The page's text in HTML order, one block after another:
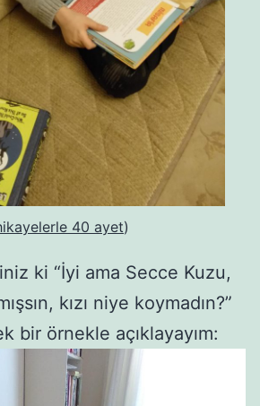
40 ayet)
ki “İyi ama Secce Kuzu,
kızı niye koymadın?”
bir örnekle açıklayayım: